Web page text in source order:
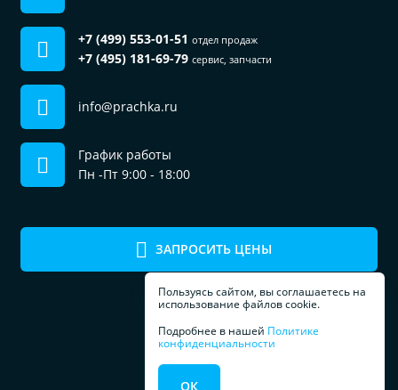
Пользуясь сайтом, вы соглашаетесь на
использование файлов cookie.
Подробнее в нашей Политике
конфиденциальности
ОК
ПРОФЕССИОНАЛЬНОЕ
ЗАПРОСИТЬ ЦЕНЫ
+7 (499) 553-01-51 отдел продаж
+7 (495) 181-69-79 сервис, запчасти
info@prachka.ru
График работы
Пн -Пт 9:00 - 18:00